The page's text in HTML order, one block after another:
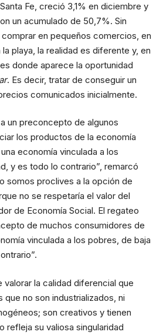
Fe, creció 3,1% en diciembre y
un acumulado de 50,7%. Sin
en pequeños comercios, en
playa, la realidad es diferente y, en
donde aparece la oportunidad
. Es decir, tratar de conseguir un
comunicados inicialmente.
un preconcepto de algunos
los productos de la economía
economía vinculada a los
y es todo lo contrario”, remarcó
somos proclives a la opción de
no se respetaría el valor del
de Economía Social. El regateo
de muchos consumidores de
vinculada a los pobres, de baja
la calidad diferencial que
no son industrializados, ni
son creativos y tienen
refleja su valiosa singularidad